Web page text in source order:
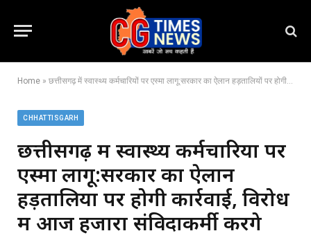
Home » छत्तीसगढ़ में स्वास्थ्य कर्मचारियों पर एस्मा लागू:सरकार का ऐलान हड़तालियों पर होगी कार्रवाई, विरोध में आज हजारों संविदाकर्मी करेंगे जल सत्याग्रह
CHHATTISGARH
छत्तीसगढ़ में स्वास्थ्य कर्मचारियों पर
एस्मा लागू:सरकार का ऐलान
हड़तालियों पर होगी कार्रवाई, विरोध
में आज हजारों संविदाकर्मी करेंगे